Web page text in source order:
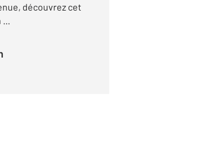
découvrez cet